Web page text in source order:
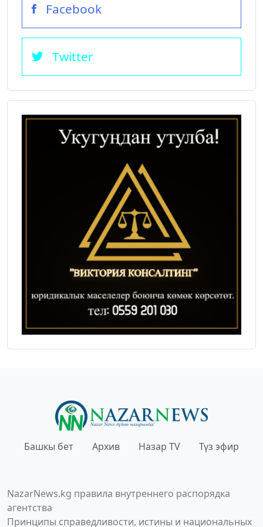
Facebook
Twitter
Башкы бет Архив Назар TV Түз эфир
NazarNews.kg правила внутреннего распорядка
агентства
Принципы справедливости, истины и национальных